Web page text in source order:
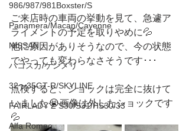
986/987/981Boxster/S
Panamera/Macan/Cayenne
NISSAN
ハコスカ/ケンメリ
32〜35GT-R/SKYLINE
FAIRLADY Z S30/S31/HS30/33
Alfa Romeo
ご来店時の車両の挙動を見て、急遽ア
ライメントの予定を取りやめに💦
他に原因がありそうなので、今の状態
でやっても変わらなさそうです･･･
点検すると、ショックは完全に抜けて
いました😭画像は外したショックです
💦